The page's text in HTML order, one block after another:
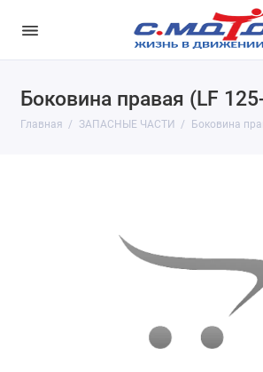
Боковина правая (LF
Главная ЗАПАСНЫЕ ЧАСТИ Боковина